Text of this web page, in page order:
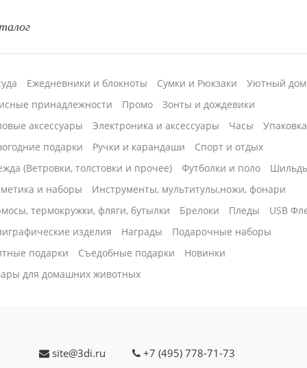
Ежедневники и блокноты Сумки и Рюкзаки
Уютный дом
принадлежности
Промо
Зонты и дождевики
аксессуары
Электроника и аксессуары Часы
Упаковка
подарки
Ручки и карандаши
Спорт и отдых
(Ветровки, толстовки и прочее)
Футболки и поло
и наборы
Инструменты, мультитулы,ножи, фонари
термокружки, фляги, бутылки
Брелоки Пледы
USB
изделия
Награды
Подарочные наборы
подарки
Cъедобные подарки
Новинки
для домашних животных
site@3di.ru +7 (495) 778-71-73